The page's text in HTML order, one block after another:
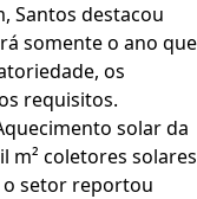
Santos destacou
somente o ano que
os
requisitos.
solar da
m² coletores solares
o setor reportou